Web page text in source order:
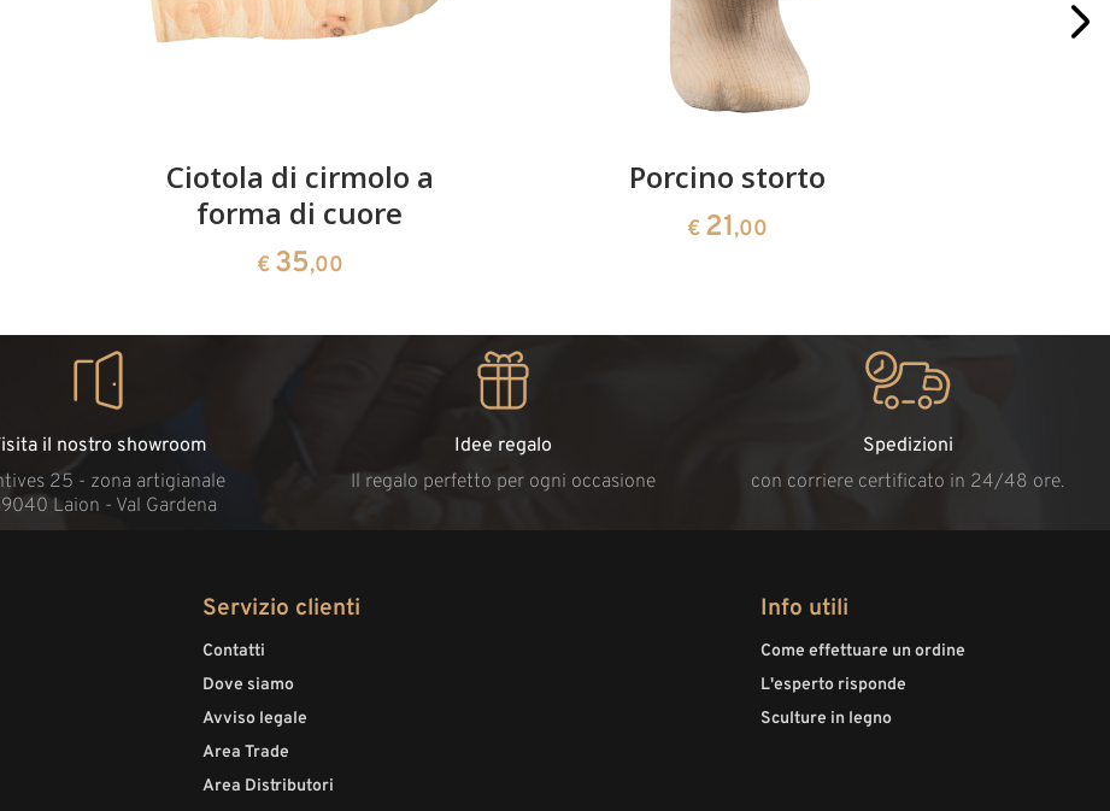
Ciotola di cirmolo a
forma di cuore
€ 35,00
Porcino storto
€ 21,00
il nostro showroom
25 - zona artigianale
Laion - Val Gardena
Idee regalo
Il regalo perfetto per ogni occasione
Spedizioni
con corriere certificato in 24/48 ore.
Servizio clienti
Contatti
Dove siamo
Avviso legale
Area Trade
Area Distributori
Info utili
Come effettuare un ordine
L'esperto risponde
Sculture in legno